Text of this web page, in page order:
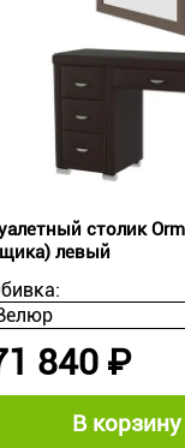
столик
левый
840 ₽
В корзину